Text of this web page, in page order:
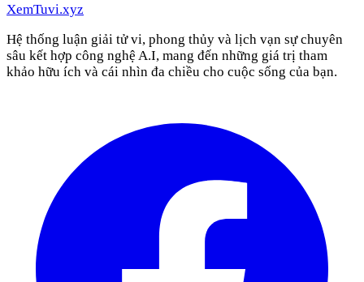
XemTuvi.xyz
Hệ thống luận giải tử vi, phong thủy và lịch vạn sự chuyên
sâu kết hợp công nghệ A.I, mang đến những giá trị tham
khảo hữu ích và cái nhìn đa chiều cho cuộc sống của bạn.